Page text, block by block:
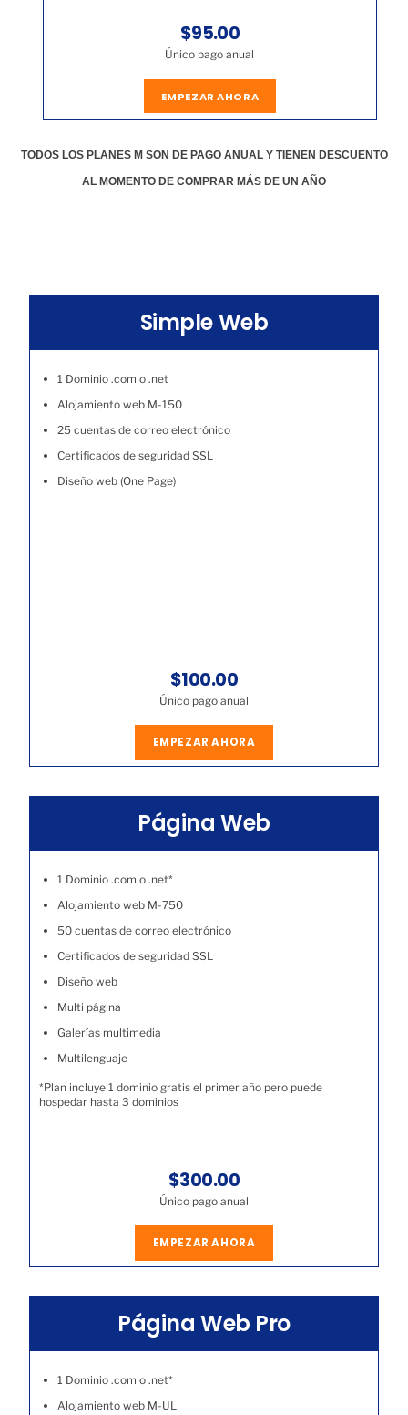
$95.00
Único pago anual
EMPEZAR AHORA
TODOS LOS PLANES M SON DE PAGO ANUAL Y TIENEN DESCUENTO
AL MOMENTO DE COMPRAR MÁS DE UN AÑO
Simple Web
1 Dominio .com o .net
Alojamiento web M-150
25 cuentas de correo electrónico
Certificados de seguridad SSL
Diseño web (One Page)
$100.00
Único pago anual
EMPEZAR AHORA
Página Web
1 Dominio .com o .net*
Alojamiento web M-750
50 cuentas de correo electrónico
Certificados de seguridad SSL
Diseño web
Multi página
Galerías multimedia
Multilenguaje
*Plan incluye 1 dominio gratis el primer año pero puede
hospedar hasta 3 dominios
$300.00
Único pago anual
EMPEZAR AHORA
Página Web Pro
1 Dominio .com o .net*
Alojamiento web M-UL